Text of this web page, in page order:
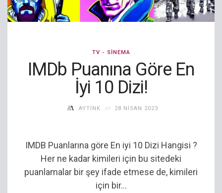
TV - SINEMA
IMDb Puanına Göre En
İyi 10 Dizi!
AYTINK 28 NISAN 2023
IMDB Puanlarına göre En iyi 10 Dizi Hangisi ?
Her ne kadar kimileri için bu sitedeki
puanlamalar bir şey ifade etmese de, kimileri
için bir...